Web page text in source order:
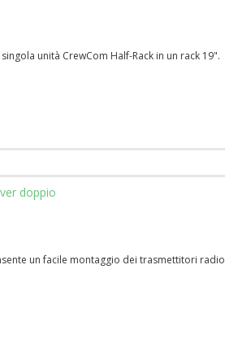
unità CrewCom Half-Rack in un rack 19".
doppio
un facile montaggio dei trasmettitori radio